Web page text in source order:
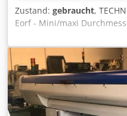
Zustand: gebraucht,
Eorf - Mini/maxi
Länge : 3 200 [mm] -
Kanaldurchmesser : 15
[Hz]